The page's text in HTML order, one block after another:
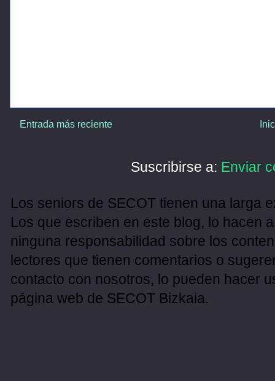
Entrada más reciente
Suscribirse a: Enviar
Los seniors de SECOT tienen una larga
Los que escriben en este blog, lo hacen
ninguna responsabilidad sobre los
lectores que tienen comentarios o
contacto con nosotros, lo pueden hacer
página web de SECOT Bizkaia.